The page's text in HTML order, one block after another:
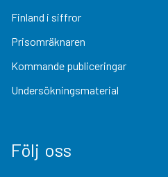
Finland i siffror
Prisomräknaren
Kommande publiceringar
Undersökningsmaterial
Följ oss